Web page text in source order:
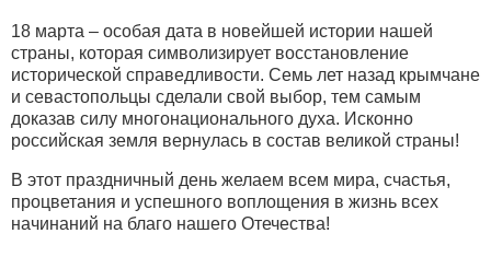
по
24
апреля
2022
года
18 марта – особая дата в новейшей истории нашей
страны, которая символизирует восстановление
исторической справедливости. Семь лет назад крымчане
и севастопольцы сделали свой выбор, тем самым
доказав силу многонационального духа. Исконно
российская земля вернулась в состав великой страны!
В этот праздничный день желаем всем мира, счастья,
процветания и успешного воплощения в жизнь всех
начинаний на благо нашего Отечества!